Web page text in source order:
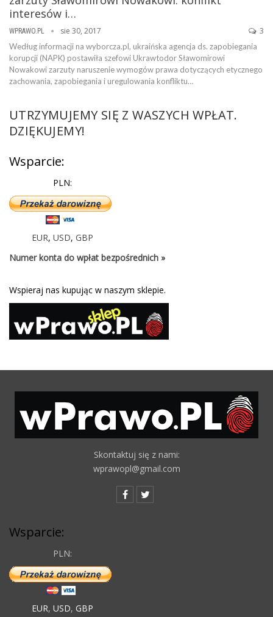
interesów i…
WPRAWO.PL sie 30, 2017 3
Według informacji na wyborcza.pl, ukraińska agencja ds. zapobiegania
korupcji (NAPK) postawiła szefowi Ukrawtodor Sławomirowi
Nowakowi zarzuty naruszenie wymogów prawa dotyczących etycznego
zachowania, zapobiegania i uregulowania konfliktu…
UTRZYMUJEMY SIĘ Z WASZYCH WPŁAT.
DZIĘKUJEMY!
Wsparcie:
PLN:
EUR, USD, GBP
Numer konta do wpłat bezpośrednich »
Wspieraj nas kupując w naszym sklepie.
Skontaktuj się z nami:
wprawopl@gmail.com
Wsparcie:
PLN:
EUR, USD, GBP